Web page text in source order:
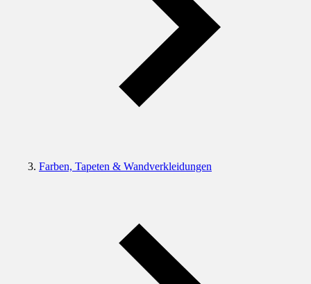
Farben, Tapeten & Wandverkleidungen